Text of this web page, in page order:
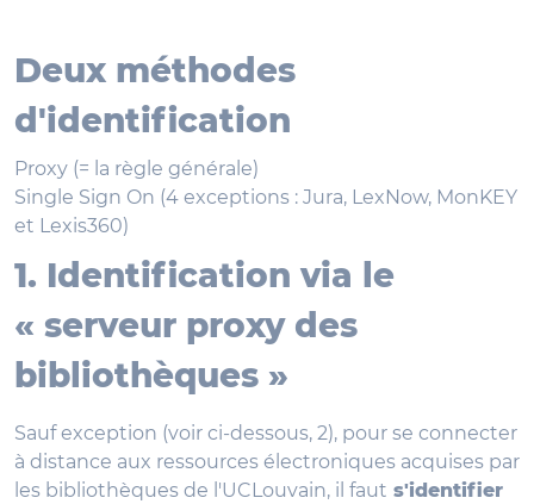
Deux méthodes
d'identification
Proxy (= la règle générale)
Single Sign On (4 exceptions : Jura, LexNow, MonKEY
et Lexis360)
1. Identification via le
« serveur proxy des
bibliothèques »
Sauf exception (voir ci-dessous, 2), pour se connecter
à distance aux ressources électroniques acquises par
les bibliothèques de l'UCLouvain, il faut s'identifier